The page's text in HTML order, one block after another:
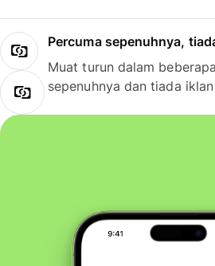
Percuma sepenuhnya,
Muat turun dalam
sepenuhnya dan tiada